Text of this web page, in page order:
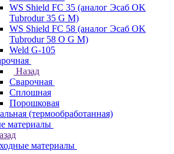
WS Shield FC 35 (аналог Эсаб OK
Tubrodur 35 G M)
WS Shield FC 58 (аналог Эсаб OK
Tubrodur 58 O G M)
Weld G-105
Назад
Сварочная
Сплошная
Порошковая
(термообработанная)
материалы
материалы